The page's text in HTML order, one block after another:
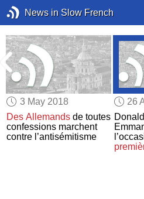
News in Slow French
3 May 2018
Des Allemands de toutes
confessions marchent
contre l’antisémitisme
26